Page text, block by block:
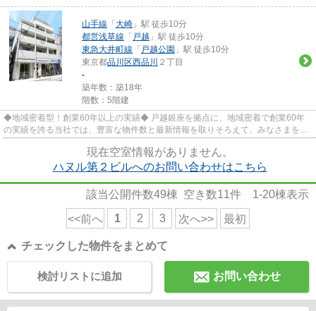
山手線 「 大崎 」駅 徒歩10分
都営浅草線 「 戸越 」駅 徒歩10分
東急大井町線 「 戸越公園 」駅 徒歩10分
東京都品川区西品川 ２丁目
-
築年数：築18年
階数：5階建
◆地域密着型！創業60年以上の実績◆ 戸越銀座を拠点に、地域密着で創業60年
の実績を誇る当社では、豊富な物件数と最新情報を取りそろえて、みなさまをお
現在空室情報がありません。
ハヌル第２ビルへのお問い合わせはこちら
該当公開件数49棟 空き数11件 1-20棟表示
<<前へ 1 2 3 次へ>> 最初
チェックした物件をまとめて
お問い合わせ
検討リストに追加